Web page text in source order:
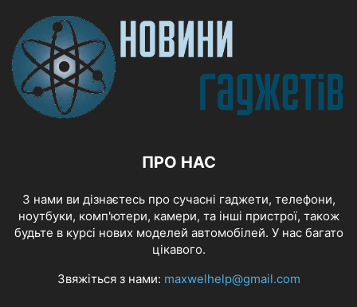
ПРО НАС
З нами ви дізнаєтесь про сучасні гаджети, телефони,
ноутбуки, комп'ютери, камери, та інші пристрої, також
будьте в курсі нових моделей автомобілей. У нас багато
цікавого.
Звяжіться з нами: maxwelhelp@gmail.com